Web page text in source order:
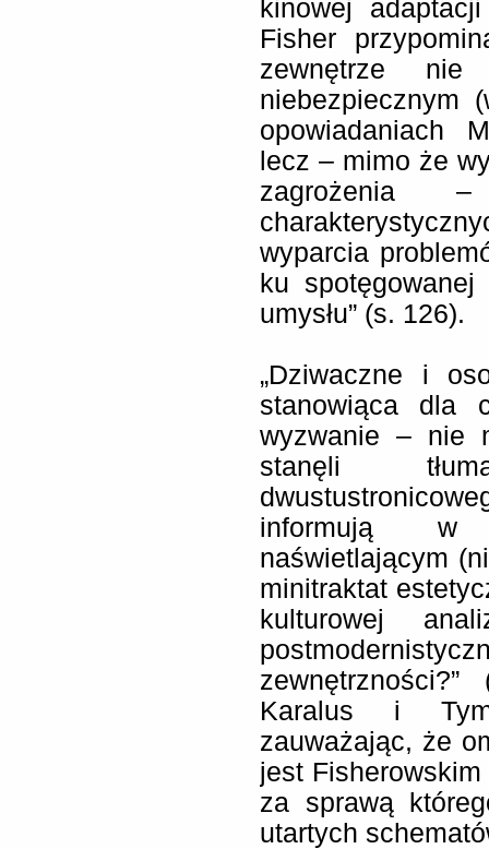
kinowej
Fisher
zewnętrze
niebezpiecznym
opowiadaniach
lecz – mimo że
zagrożenia
wyparcia
ku
umysłu” (s. 126).
„Dziwaczne i
stanowiąca dla
wyzwanie – nie
stanęli
informują w
naświetlającym
minitraktat
kulturowej
Karalus i
zauważając, że
jest
za sprawą
utartych